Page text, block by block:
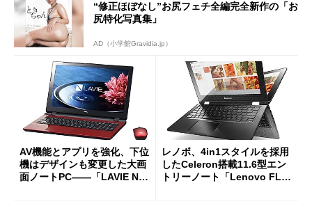
“修正ほぼなし”お尻フェチ全編完全新作の「お
尻特化写真集」
AD（小学館Gravidia.jp）
AV機能とアプリを強化、下位
機はデザインも変更した大画
面ノートPC――「LAVIE Not
レノボ、4in1スタイルを採用
したCeleron搭載11.6型エン
トリーノート「Lenovo FLE